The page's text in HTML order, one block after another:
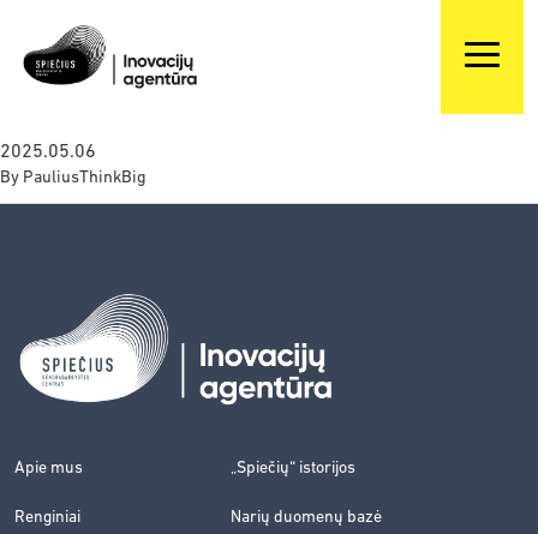
2025.05.06
By PauliusThinkBig
Apie mus „Spiečių“ istorijos
Renginiai Narių duomenų bazė